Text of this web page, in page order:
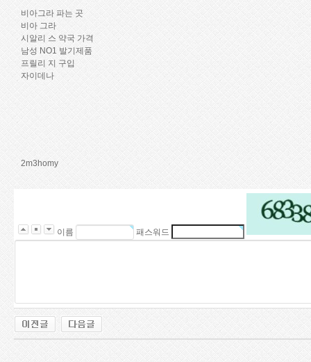
비아그라 파는 곳
비아 그라
시알리 스 약국 가격
남성 NO1 발기제품
프릴리 지 구입
자이데나
2m3homy
이름 패스워드